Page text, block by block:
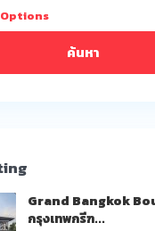
ค้นหา
Grand Bangkok
กรุงเทพกรีฑ...